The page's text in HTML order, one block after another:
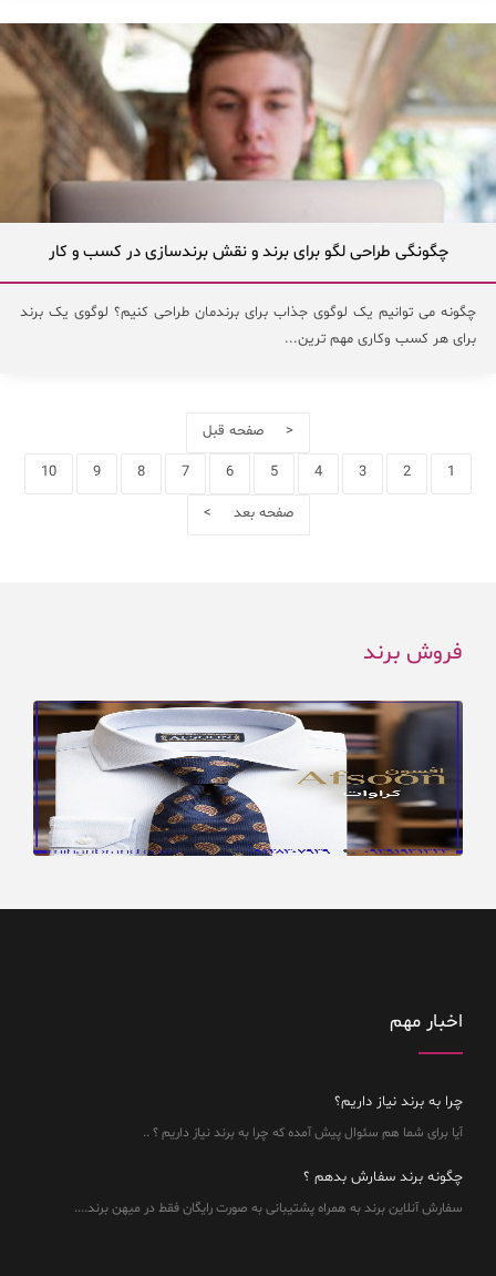
چگونگی طراحی لگو برای برند و نقش برندسازی در کسب و کار
چگونه می توانیم یک لوگوی جذاب برای برندمان طراحی کنیم؟ لوگوی یک برند
برای هر کسب وکاری مهم ترین...
< صفحه قبل
1
2
3
4
5
6
7
8
9
10
صفحه بعد >
فروش برند
اخبار مهم
چرا به برند نیاز داریم؟
آیا برای شما هم سئوال پیش آمده که چرا به برند نیاز داریم ؟ ..
چگونه برند سفارش بدهم ؟
سفارش آنلاین برند به همراه پشتیبانی به صورت رایگان فقط در میهن برند....